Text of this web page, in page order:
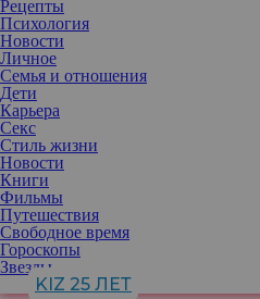
Рецепты
Психология
Новости
Личное
Семья и отношения
Дети
Карьера
Секс
Стиль жизни
Новости
Книги
Фильмы
Путешествия
Свободное время
Гороскопы
Звезды
KIZ 25 ЛЕТ
Актерам удалось скрыть вторую
младшего сына они сообщили
дней.